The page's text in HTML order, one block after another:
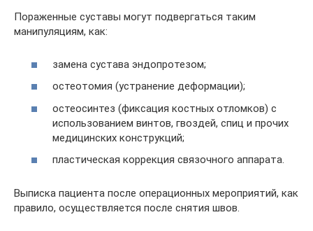
Пораженные суставы могут подвергаться таким
манипуляциям, как:
замена сустава эндопротезом;
остеотомия (устранение деформации);
остеосинтез (фиксация костных отломков) с
использованием винтов, гвоздей, спиц и прочих
медицинских конструкций;
пластическая коррекция связочного аппарата.
Выписка пациента после операционных мероприятий, как
правило, осуществляется после снятия швов.